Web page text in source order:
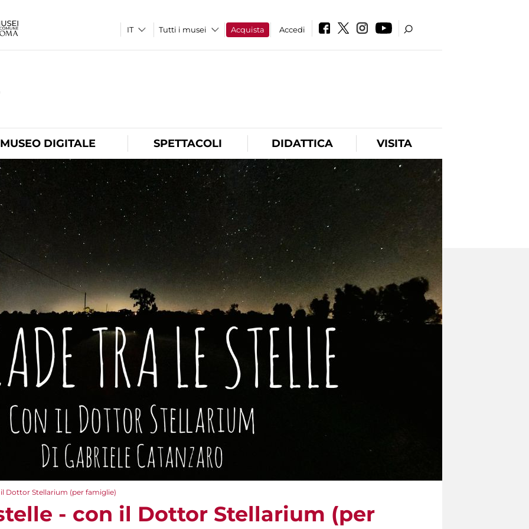
Tutti i musei Acquista Accedi
MUSEO DIGITALE SPETTACOLI DIDATTICA VISITA
Dottor Stellarium (per famiglie)
- con il Dottor Stellarium (per